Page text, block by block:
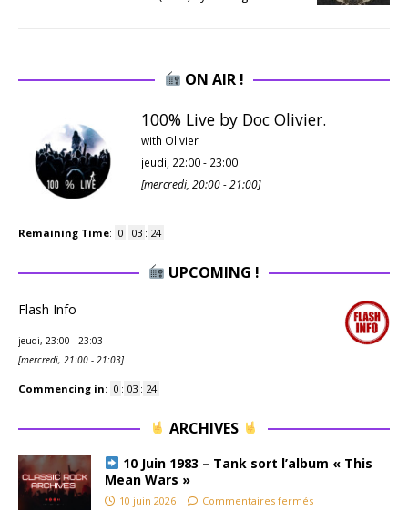
ON AIR !
100% Live by Doc Olivier.
with Olivier
jeudi, 22:00- 23:00
[mercredi, 20:00-21:00]
Remaining Time: 0 : 03 : 24
UPCOMING !
Flash Info
jeudi, 23:00 - 23:03
[mercredi, 21:00 - 21:03]
Commencing in: 0 : 03 : 24
ARCHIVES
10 Juin 1983 – Tank sort l’album « This
Mean Wars »
10 juin 2026 Commentaires fermés